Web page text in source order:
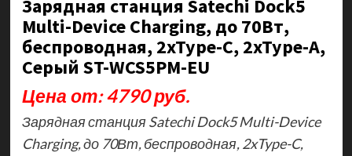
Зарядная станция Satechi Dock5
Multi-Device Charging, до 70Вт,
беспроводная, 2xType-C, 2xType-A,
Серый ST-WCS5PM-EU
Цена от: 4790 руб.
Зарядная станция Satechi Dock5 Multi-Device
Charging, до 70Вт, беспроводная, 2xType-C,